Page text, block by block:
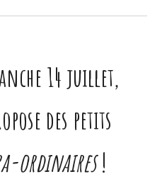
14 juillet,
des petits
ordinaires!